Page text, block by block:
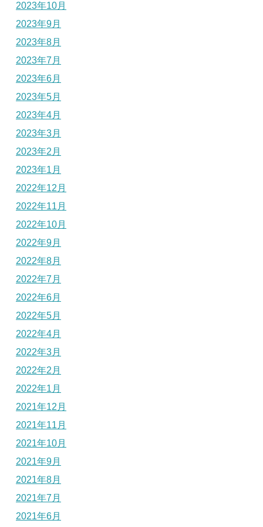
2023年10月
2023年9月
2023年8月
2023年7月
2023年6月
2023年5月
2023年4月
2023年3月
2023年2月
2023年1月
2022年12月
2022年11月
2022年10月
2022年9月
2022年8月
2022年7月
2022年6月
2022年5月
2022年4月
2022年3月
2022年2月
2022年1月
2021年12月
2021年11月
2021年10月
2021年9月
2021年8月
2021年7月
2021年6月